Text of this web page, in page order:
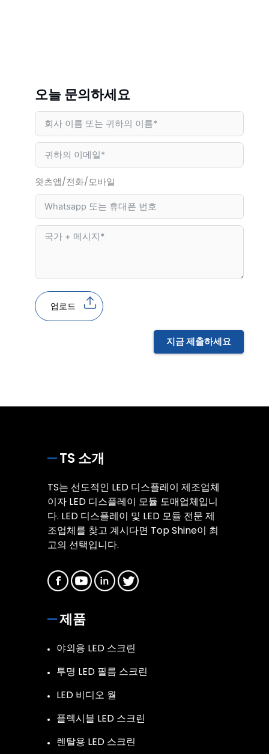
오늘 문의하세요
왓츠앱/전화/모바일
업로드
지금 제출하세요
TS 소개
TS는 선도적인 LED 디스플레이 제조업체
이자 LED 디스플레이 모듈 도매업체입니
다. LED 디스플레이 및 LED 모듈 전문 제
조업체를 찾고 계시다면 Top Shine이 최
고의 선택입니다.
제품
야외용 LED 스크린
투명 LED 필름 스크린
LED 비디오 월
플렉시블 LED 스크린
렌탈용 LED 스크린